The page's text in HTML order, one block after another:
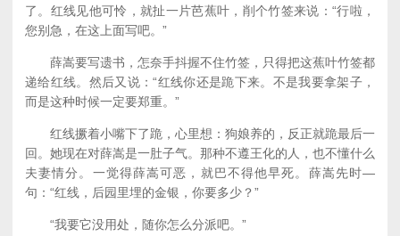
了。红线见他可怜，就扯一片芭蕉叶，削个竹签来说：“行啦，
您别急，在这上面写吧。”
薛嵩要写遗书，怎奈手抖握不住竹签，只得把这蕉叶竹签都
递给红线。然后又说：“红线你还是跪下来。不是我要拿架子，
而是这种时候一定要郑重。”
红线撅着小嘴下了跪，心里想：狗娘养的，反正就跪最后一
回。她现在对薛嵩是一肚子气。那种不遵王化的人，也不懂什么
夫妻情分。一觉得薛嵩可恶，就巴不得他早死。薛嵩先时—
句：“红线，后园里埋的金银，你要多少？”
“我要它没用处，随你怎么分派吧。”